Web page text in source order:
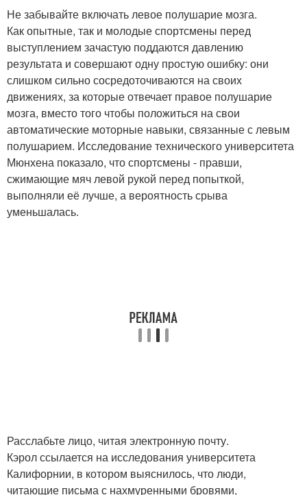
Не забывайте включать левое полушарие мозга.
Как опытные, так и молодые спортсмены перед
выступлением зачастую поддаются давлению
результата и совершают одну простую ошибку: они
слишком сильно сосредоточиваются на своих
движениях, за которые отвечает правое полушарие
мозга, вместо того чтобы положиться на свои
автоматические моторные навыки, связанные с левым
полушарием. Исследование технического университета
Мюнхена показало, что спортсмены - правши,
сжимающие мяч левой рукой перед попыткой,
выполняли её лучше, а вероятность срыва
уменьшалась.
Расслабьте лицо, читая электронную почту.
Кэрол ссылается на исследования университета
Калифорнии, в котором выяснилось, что люди,
читающие письма с нахмуренными бровями,